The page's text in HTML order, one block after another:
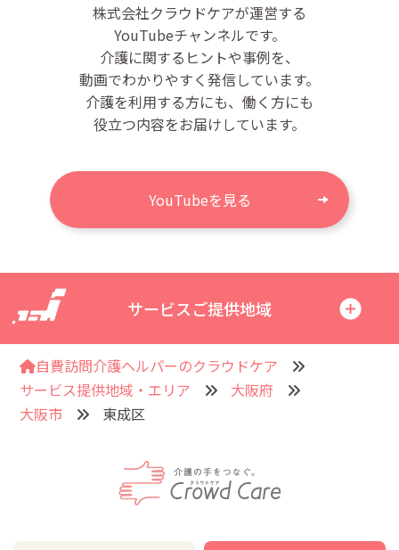
株式会社クラウドケアが運営する
YouTubeチャンネルです。
介護に関するヒントや事例を、
動画でわかりやすく発信しています。
介護を利用する方にも、働く方にも
役立つ内容をお届けしています。
YouTubeを見る
サービスご提供地域
自費訪問介護ヘルパーのクラウドケア
サービス提供地域・エリア
大阪府
大阪市
東成区